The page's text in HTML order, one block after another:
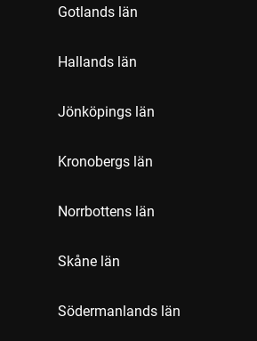
Gotlands län
Hallands län
Jönköpings län
Kronobergs län
Norrbottens län
Skåne län
Södermanlands län